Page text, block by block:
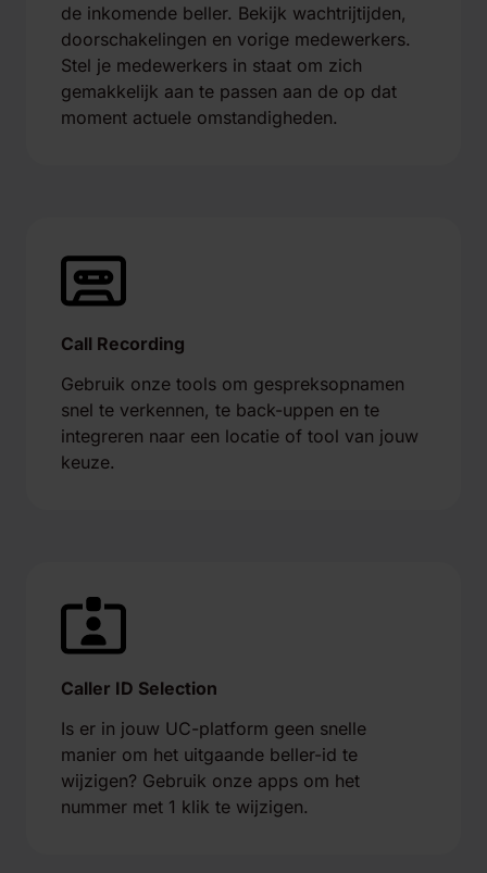
de inkomende beller. Bekijk wachtrijtijden,
doorschakelingen en vorige medewerkers.
Stel je medewerkers in staat om zich
gemakkelijk aan te passen aan de op dat
moment actuele omstandigheden.
Call Recording
Gebruik onze tools om gespreksopnamen
snel te verkennen, te back-uppen en te
integreren naar een locatie of tool van jouw
keuze.
Caller ID Selection
Is er in jouw UC-platform geen snelle
manier om het uitgaande beller-id te
wijzigen? Gebruik onze apps om het
nummer met 1 klik te wijzigen.